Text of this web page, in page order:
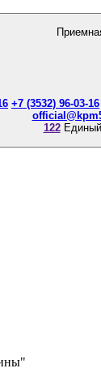
+7 (3532) 96-03-16
122